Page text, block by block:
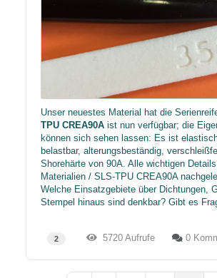
Unser neuestes Material hat die
TPU CREA90A ist nun verfügbar; die
können sich sehen lassen: Es ist
belastbar, alterungsbeständig,
Shorehärte von 90A. Alle wichtigen
Materialien / SLS-TPU CREA90A
Welche Einsatzgebiete über Dichtungen,
Stempel hinaus sind denkbar? Gibt es
2 5720 Aufrufe 0